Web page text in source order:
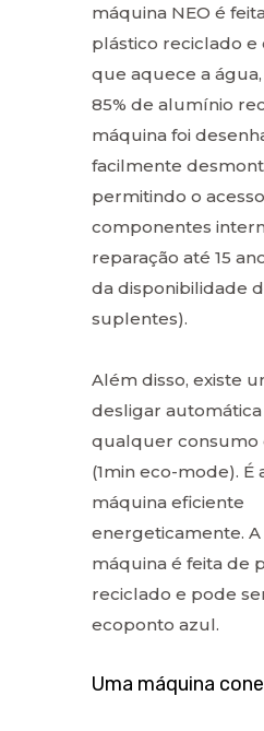
máquina NEO é
plástico reciclado
que aquece a
85% de alumínio
máquina foi
facilmente
permitindo o
componentes
reparação até 15
da disponibilidade
suplentes).
Além disso, existe
desligar
qualquer consumo
(1min eco-mode). É
máquina eficiente
energeticamente.
máquina é feita de
reciclado e pode
ecoponto azul.
Uma máquina